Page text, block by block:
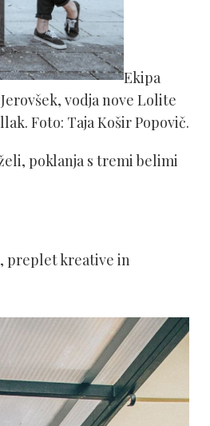
Ekipa
vodja nove Lolite
Foto: Taja Košir Popovič.
poklanja s tremi belimi
preplet kreative in